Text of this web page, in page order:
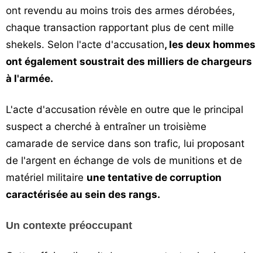
ont revendu au moins trois des armes dérobées,
chaque transaction rapportant plus de cent mille
shekels. Selon l'acte d'accusation, les deux hommes
ont également soustrait des milliers de chargeurs
à l'armée.
L'acte d'accusation révèle en outre que le principal
suspect a cherché à entraîner un troisième
camarade de service dans son trafic, lui proposant
de l'argent en échange de vols de munitions et de
matériel militaire une tentative de corruption
caractérisée au sein des rangs.
Un contexte préoccupant